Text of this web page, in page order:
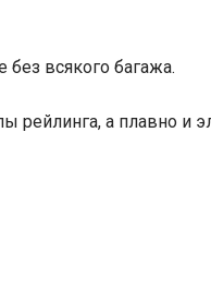
без всякого багажа.
рейлинга, а плавно и